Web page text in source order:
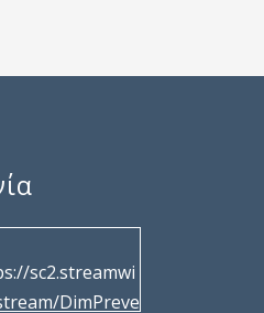
sc2.streamwi
DimPreve